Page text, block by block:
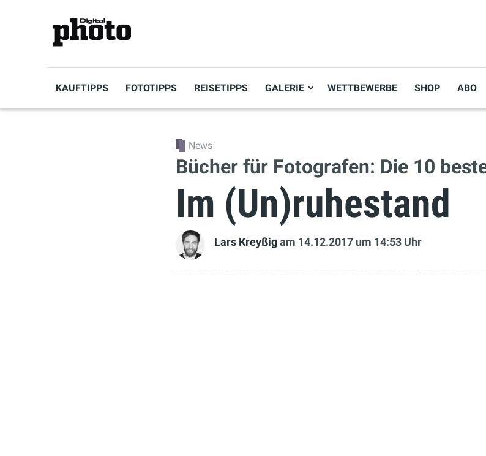
KAUFTIPPS FOTOTIPPS REISETIPPS GALERIE WETTBEWERBE SHOP ABO
News
Bücher für Fotografen: Die 10
Im (Un)ruhestand
Lars Kreyßig am 14.12.2017 um 14:53 Uhr